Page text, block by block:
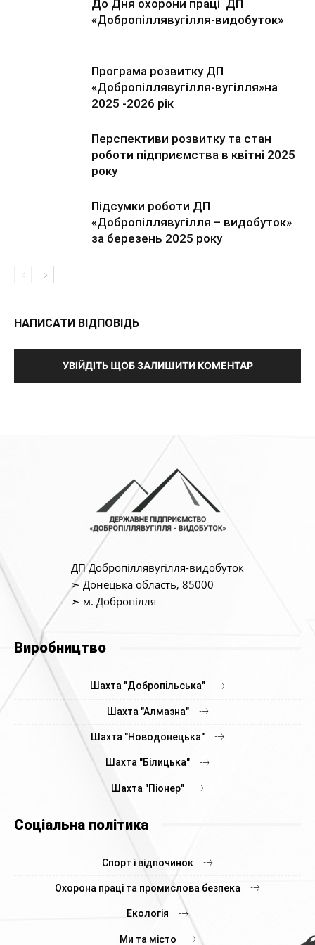
До Дня охорони праці ДП
«Добропіллявугілля-видобуток»
Програма розвитку ДП
«Добропіллявугілля-вугілля»на
2025 -2026 рік
Перспективи розвитку та стан
роботи підприємства в квітні 2025
року
Підсумки роботи ДП
«Добропіллявугілля – видобуток»
за березень 2025 року
НАПИСАТИ ВІДПОВІДЬ
УВІЙДІТЬ ЩОБ ЗАЛИШИТИ КОМЕНТАР
ДП Добропіллявугілля-видобуток
➣ Донецька область, 85000
➣ м. Добропілля
Виробництво
Шахта "Добропільська"
Шахта "Алмазна"
Шахта "Новодонецька"
Шахта "Білицька"
Шахта "Піонер"
Соціальна політика
Спорт і відпочинок
Охорона праці та промислова безпека
Екологія
Ми та місто